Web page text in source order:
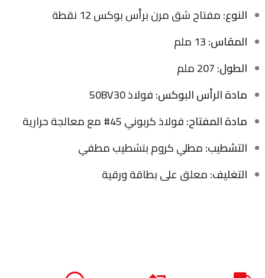
النوع:مفتاح شق مرن برأس بوكس 12 نقطة
المقاس:
الطول:
مادة الرأس البوكس:فولاذ 50BV30
مادة المفتاح:فولاذ كربوني 45# مع معالجة حرارية
التشطيب:مطلي كروم بتشطيب مطفي
التغليف:معلق على بطاقة ورقية